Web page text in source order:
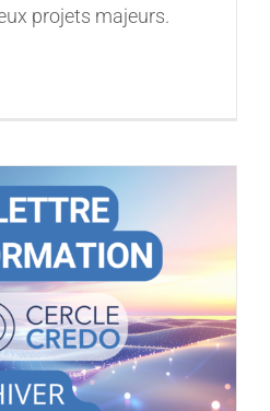
projets majeurs.